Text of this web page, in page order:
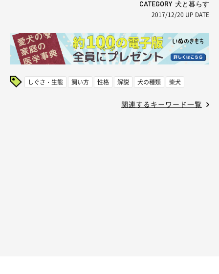
CATEGORY 犬と暮らす
2017/12/20 UP DATE
しぐさ・生態 飼い方 性格 解説 犬の種類 柴犬
関連するキーワード一覧